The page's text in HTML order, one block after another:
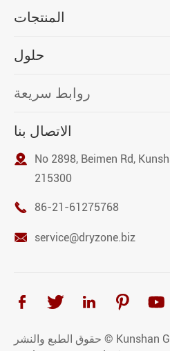
المنتجات
حلول
روابط سريعة
الاتصال بنا

No 2898, Beimen Rd,
215300
 86-21-61275768
 service@dryzone.biz
    
حقوق الطبع والنشر © Kunshan